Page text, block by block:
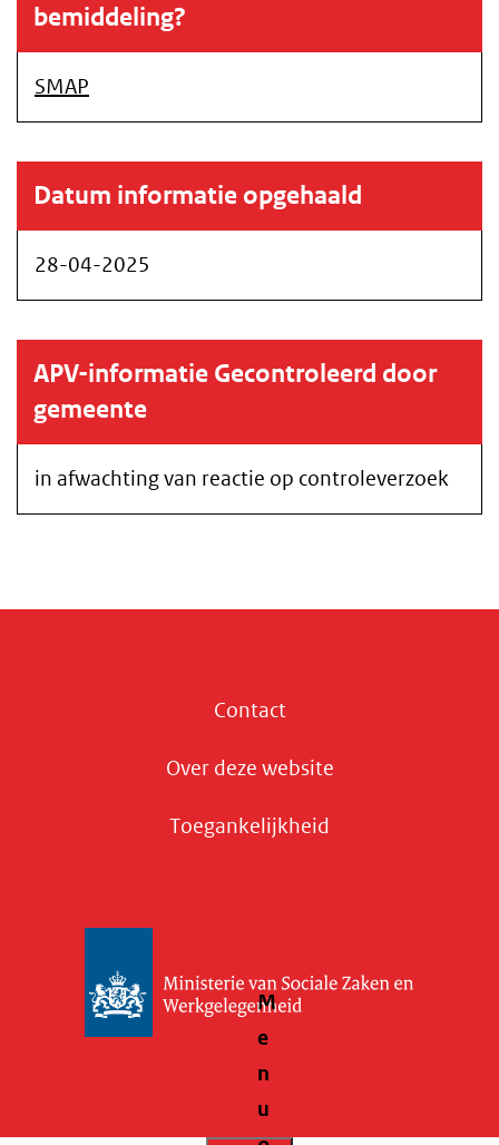
M
e
n
u
bemiddeling?
SMAP
Datum informatie opgehaald
28-04-2025
APV-informatie Gecontroleerd door
gemeente
in afwachting van reactie op controleverzoek
Contact
Over deze website
Toegankelijkheid